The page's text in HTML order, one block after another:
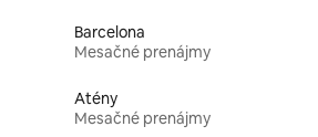
Barcelona
Mesačné prenájmy
Atény
Mesačné prenájmy